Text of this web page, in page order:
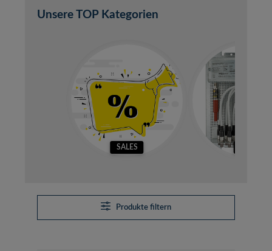
Unsere TOP Kategorien
SALES
Produkte filtern